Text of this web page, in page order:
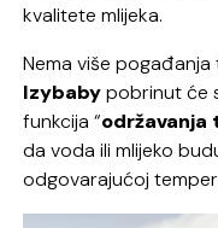
kvalitete mlijeka.
Nema više
Izybabypobrinut će
funkcija “održavanja
da voda ili mlijeko
odgovarajućoj